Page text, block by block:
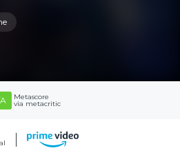
Metascore
via metacritic